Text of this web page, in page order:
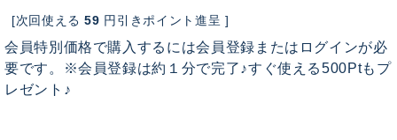
[次回使える 59 円引きポイント進呈 ]
会員特別価格で購入するには会員登録またはログインが必
要です。※会員登録は約１分で完了♪すぐ使える500Ptもプ
レゼント♪